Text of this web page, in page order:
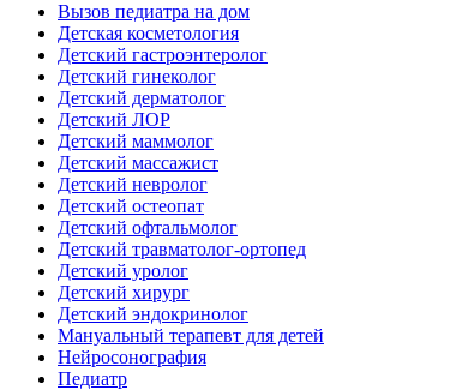
Вызов педиатра на дом
Детская косметология
Детский гастроэнтеролог
Детский гинеколог
Детский дерматолог
Детский ЛОР
Детский маммолог
Детский массажист
Детский невролог
Детский остеопат
Детский офтальмолог
Детский травматолог-ортопед
Детский уролог
Детский хирург
Детский эндокринолог
Мануальный терапевт для детей
Нейросонография
Педиатр